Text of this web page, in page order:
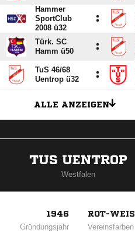
Hammer
SportClub
2008 ü32
:
Türk. SC
Hamm ü50
:
TuS 46/​68
Uentrop ü32
:
ALLE ANZEIGEN
TUS UENTROP
Westfalen
1946
Gründungsjahr
ROT-WEISS
Vereinsfarben